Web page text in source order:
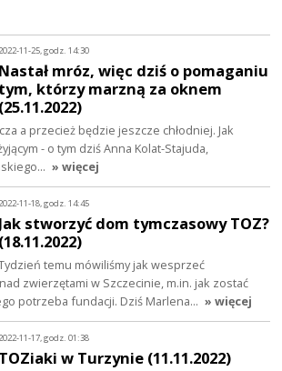
11-25, godz. 14:30
Nastał mróz, więc dziś o pomaganiu
tym, którzy marzną za oknem
(25.11.2022)
a przecież będzie jeszcze chłodniej. Jak
- o tym dziś Anna Kolat-Stajuda,
» więcej
11-18, godz. 14:45
Jak stworzyć dom tymczasowy TOZ?
(18.11.2022)
temu mówiliśmy jak wesprzeć
zwierzętami w Szczecinie, m.in. jak zostać
potrzeba fundacji. Dziś Marlena… » więcej
11-17, godz. 01:38
TOZiaki w Turzynie (11.11.2022)